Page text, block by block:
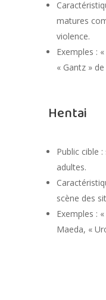
matures
violence.
Exemples :
« Gantz »
Hentai
Public cible
adultes.
scène des
Exemples :
Maeda, «